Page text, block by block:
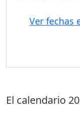
Ver fechas
El calendario